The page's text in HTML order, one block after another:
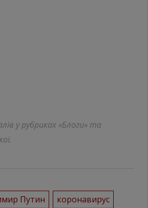
у рубриках «Блоги» та
Путин
коронавирус